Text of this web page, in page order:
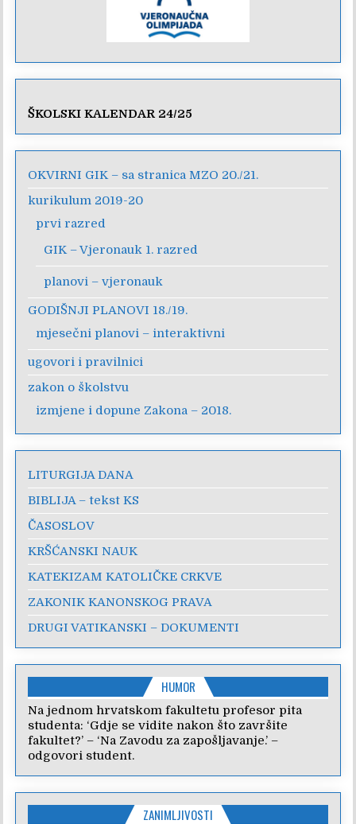
ŠKOLSKI KALENDAR 24/25
OKVIRNI GIK – sa stranica MZO 20./21.
kurikulum 2019-20
prvi razred
GIK – Vjeronauk 1. razred
planovi – vjeronauk
GODIŠNJI PLANOVI 18./19.
mjesečni planovi – interaktivni
ugovori i pravilnici
zakon o školstvu
izmjene i dopune Zakona – 2018.
LITURGIJA DANA
BIBLIJA – tekst KS
ČASOSLOV
KRŠĆANSKI NAUK
KATEKIZAM KATOLIČKE CRKVE
ZAKONIK KANONSKOG PRAVA
DRUGI VATIKANSKI – DOKUMENTI
HUMOR
Na jednom hrvatskom fakultetu profesor pita
studenta: ‘Gdje se vidite nakon što završite
fakultet?’ – ‘Na Zavodu za zapošljavanje.’ –
odgovori student.
ZANIMLJIVOSTI